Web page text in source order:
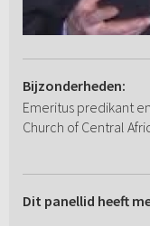
Bijzonderheden:
Emeritus predikant
Church of Central
Dit panellid heeft